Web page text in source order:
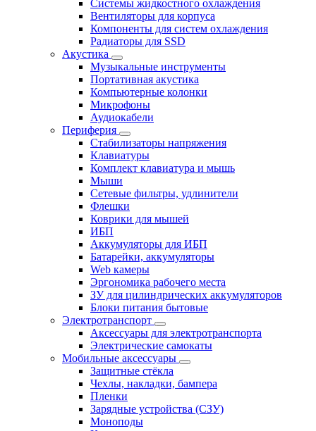
Системы жидкостного охлаждения
Вентиляторы для корпуса
Компоненты для систем охлаждения
Радиаторы для SSD
Акустика
Музыкальные инструменты
Портативная акустика
Компьютерные колонки
Микрофоны
Аудиокабели
Периферия
Стабилизаторы напряжения
Клавиатуры
Комплект клавиатура и мышь
Мыши
Сетевые фильтры, удлинители
Флешки
Коврики для мышей
ИБП
Аккумуляторы для ИБП
Батарейки, аккумуляторы
Web камеры
Эргономика рабочего места
ЗУ для цилиндрических аккумуляторов
Блоки питания бытовые
Электротранспорт
Аксессуары для электротранспорта
Электрические самокаты
Мобильные аксессуары
Защитные стёкла
Чехлы, накладки, бампера
Пленки
Зарядные устройства (СЗУ)
Моноподы